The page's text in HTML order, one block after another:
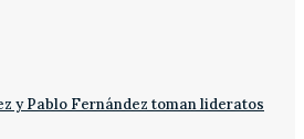
y Pablo Fernández toman lideratos